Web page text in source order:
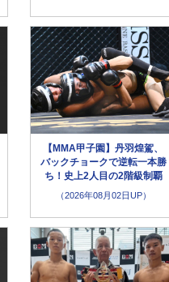
【MMA甲子園】丹羽煌駕、
バックチョークで逆転一本勝
ち！史上2人目の2階級制覇
（2026年08月02日UP）